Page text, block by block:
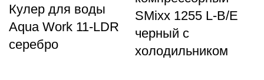
Кулер для воды
Aqua Work 11-LDR
серебро
SMixx 1255 L-B/E
черный с
холодильником